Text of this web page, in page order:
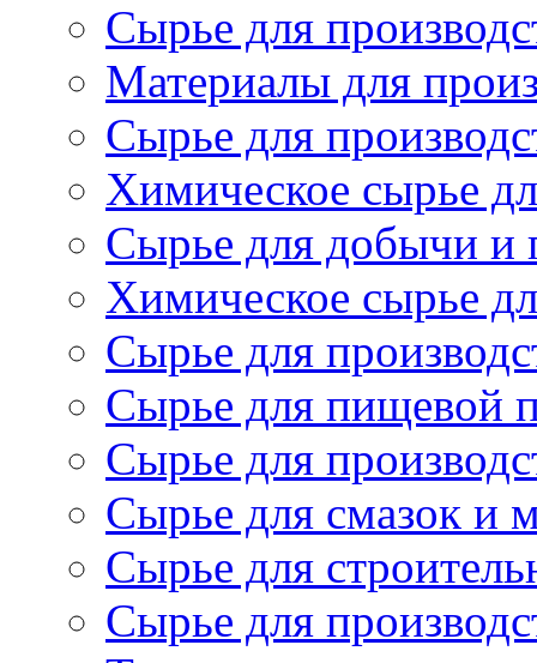
Сырье для
Материалы для
Сырье для
Химическое сырье
Сырье для добычи и
Химическое сырье
Сырье для
Сырье для пищевой
Сырье для
Сырье для смазок и
Сырье для
Сырье для